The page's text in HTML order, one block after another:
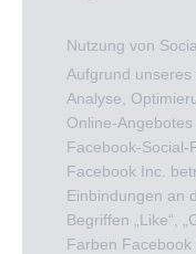
Nutzung von
Aufgrund
Analyse,
Online-
Facebook-Social-
Facebook Inc.
Einbindungen an
Begriffen „Like“,
Farben